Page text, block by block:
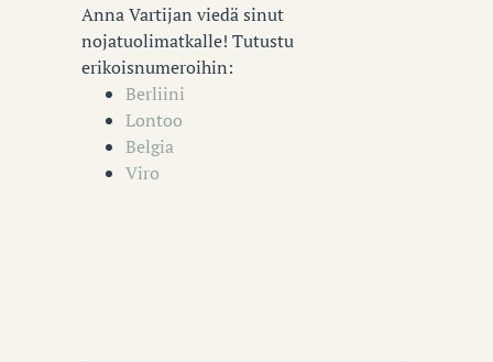
Anna Vartijan viedä sinut
nojatuolimatkalle! Tutustu
erikoisnumeroihin:
Berliini
Lontoo
Belgia
Viro